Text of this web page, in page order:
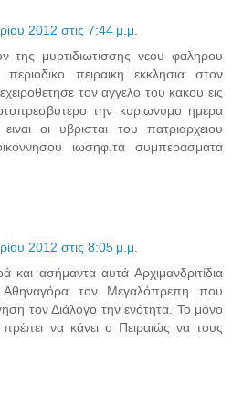
2012 στις 7:44 μ.μ.
της μυρτιδιωτισσης νεου φαληρου
πειραικη εκκλησια στον
τον αγγελο του κακου εις
την κυριωνυμο ημερα
οι υβρισται του πατριαρχειου
ιωσηφ.τα συμπερασματα
2012 στις 8:05 μ.μ.
και ασήμαντα αυτά Αρχιμανδριτίδια
Αθηναγόρα τον Μεγαλόπρεπη που
τον Διάλογο την ενότητα. Το μόνο
να κάνει ο Πειραιώς να τους